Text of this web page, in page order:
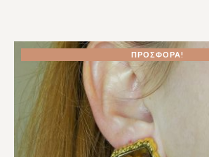
ΠΡΟΣΦΟΡΆ!